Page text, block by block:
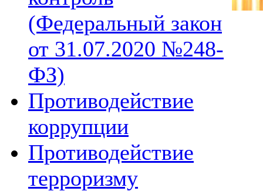
(Федеральный закон
от 31.07.2020 №248-
ФЗ)
Противодействие
коррупции
Противодействие
терроризму